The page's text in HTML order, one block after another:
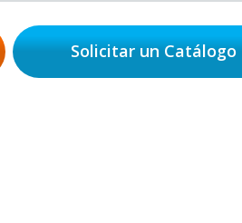
Solicitar un Catálogo